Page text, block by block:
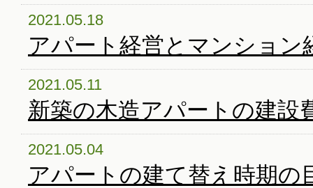
2021.05.18
アパート経営とマンション
2021.05.11
新築の木造アパートの建設
2021.05.04
アパートの建て替え時期の